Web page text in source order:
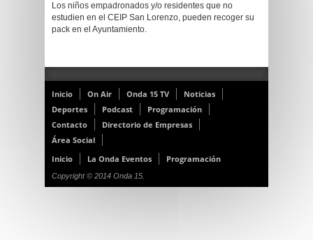
Los niños empadronados y/o residentes que no
estudien en el CEIP San Lorenzo, pueden recoger su
pack en el Ayuntamiento.
Inicio On Air Onda 15 TV
Noticias
Deportes
Podcast
Programación
Contacto
Directorio de Empresas
Área Social
Inicio
La Onda Eventos Programación
Copyright © 2014 Onda 15.